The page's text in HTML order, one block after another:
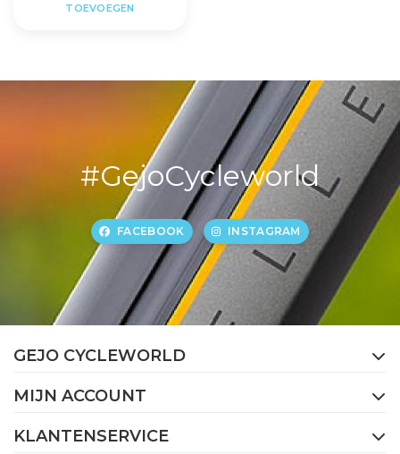
TOEVOEGEN
#GejoCycleworld
FACEBOOK INSTAGRAM
GEJO CYCLEWORLD
MIJN ACCOUNT
KLANTENSERVICE